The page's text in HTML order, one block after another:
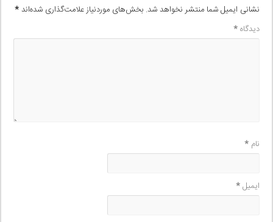
نشانی ایمیل شما منتشر نخواهد شد. بخش‌های موردنیاز علامت‌گذاری شده‌اند*
دیدگاه*
نام*
ایمیل*